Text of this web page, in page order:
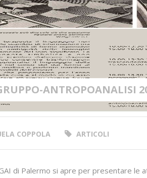
ANTROPOANALISI
COPPOLA ARTICOLI
di Palermo si apre per presentare le